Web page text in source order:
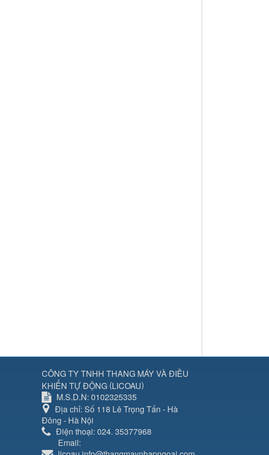
CÔNG TY TNHH THANG MÁY VÀ ĐIỀU
KHIỂN TỰ ĐỘNG (LICOAU)
M.S.D.N: 0102325335
Địa chỉ: Số 118 Lê Trọng Tấn - Hà
Đông - Hà Nội
Điện thoại: 024. 35377968
Email: